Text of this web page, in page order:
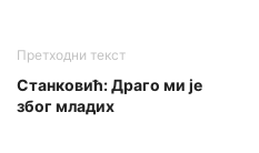
Претходни текст
Станковић: Драго ми је
због младих